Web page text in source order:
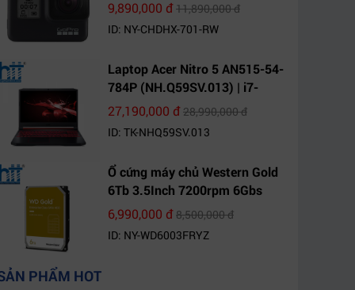
9,890,000 đ11,890,000 đ
ID: NY-CHDHX-701-RW
Laptop Acer Nitro 5 AN515-54-
784P (NH.Q59SV.013) | i7-
9750H | 8GB DDR4 | 1TB HDD |
FHD IPS | Win10
27,190,000 đ28,990,000 đ
ID: TK-NHQ59SV.013
Ổ cứng máy chủ Western Gold
6Tb 3.5Inch 7200rpm 6Gbs
256Mb SATA (WD6003FRYZ)
6,990,000 đ8,500,000 đ
ID: NY-WD6003FRYZ
PHẨM HOT